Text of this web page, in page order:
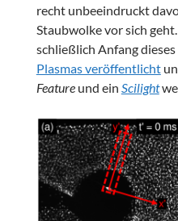
recht unbeeindruckt
Staubwolke vor sich
schließlich Anfang dieses
Plasmas veröffentlicht
Featureund ein Scilight